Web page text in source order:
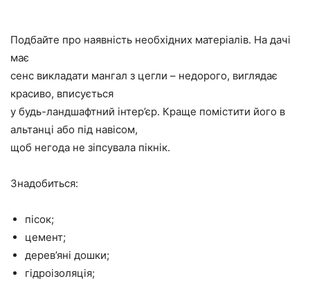
Подбайте про наявність необхідних матеріалів. На дачі
має
сенс викладати мангал з цегли – недорого, виглядає
красиво, вписується
у будь-ландшафтний інтер’єр. Краще помістити його в
альтанці або під навісом,
щоб негода не зіпсувала пікнік.
Знадобиться:
пісок;
цемент;
дерев’яні дошки;
гідроізоляція;